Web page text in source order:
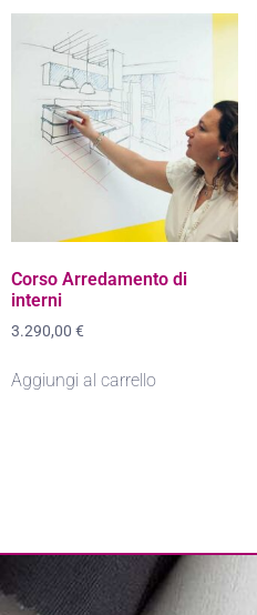
Corso Arredamento di
interni
3.290,00 €
Aggiungi al carrello